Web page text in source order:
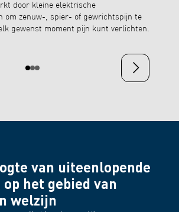
door kleine elektrische
om zenuw-, spier- of gewrichtspijn te
gewenst moment pijn kunt verlichten.
Volgende dia
van uiteenlopende
het gebied van
welzijn